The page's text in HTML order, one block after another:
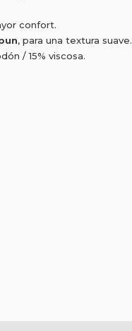
confort.
, para una textura suave.
/ 15% viscosa.